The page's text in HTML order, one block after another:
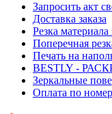
Запросить акт
Доставка заказа
Резка материала
Поперечная
Печать на
BESTLY -
Зеркальные
Оплата по